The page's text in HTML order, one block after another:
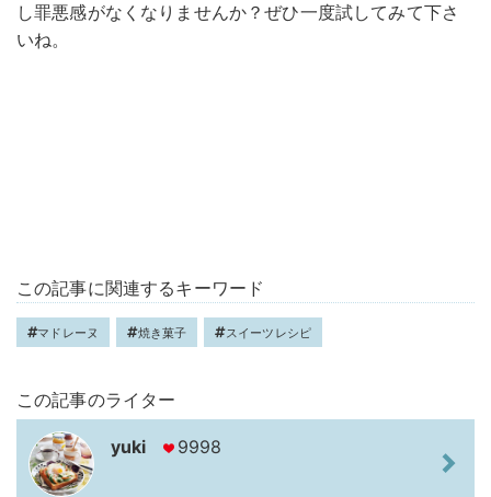
し罪悪感がなくなりませんか？ぜひ一度試してみて下さ
いね。
この記事に関連するキーワード
マドレーヌ 焼き菓子 スイーツレシピ
この記事のライター
yuki 9998